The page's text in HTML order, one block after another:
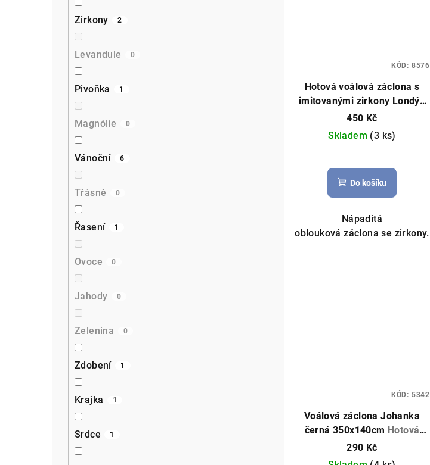
Zirkony 2
Levandule 0
Pivoňka 1
Magnólie 0
Vánoční 6
Třásně 0
Řasení 1
Ovoce 0
Jahody 0
Zelenina 0
Zdobení 1
Krajka 1
Srdce 1
Hotová voálová záclona s
imitovanými zirkony Londýn
150x300cm bílá
450 Kč
Skladem (3 ks)
hodnocení
produktu
je
5,0
z
Do košíku
Nápaditá
oblouková záclona se zirkony.
KÓD: 8576
Voálová záclona Johanka
černá 350x140cm Hotová
záclona, můžeme ušít na míru
290 Kč
KÓD: 5342